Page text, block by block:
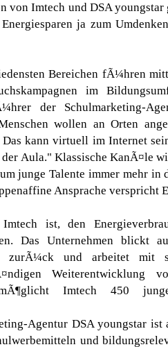
von Imtech und DSA
ja zum
Bereichen fÃ¼hren
im
der Schulmarketing-
wollen an Orten
kann virtuell im Internet
Aula." Klassische KanÃ¤le
junge Talente immer mehr in
Ansprache verspricht
ist, den
Das Unternehmen blickt
zurÃ¼ck und arbeitet mit
Weiterentwicklung
Imtech 450
Agentur DSA youngstar
und